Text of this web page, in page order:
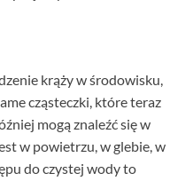
krąży w środowisku,
cząsteczki, które teraz
mogą znaleźć się w
w powietrzu, w glebie, w
do czystej wody to